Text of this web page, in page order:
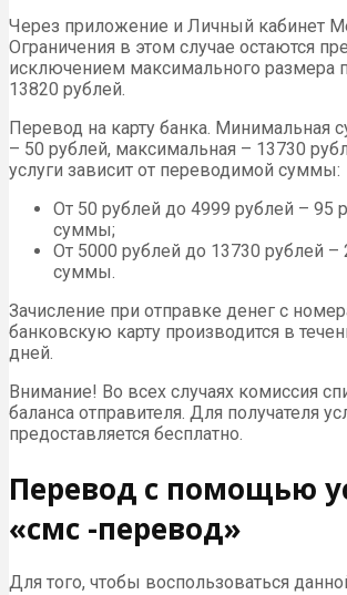
Через приложение и Личный кабинет
Ограничения в этом случае остаются
исключением максимального размера
13820 рублей.
Перевод на карту банка. Минимальная
– 50 рублей, максимальная – 13730
услуги зависит от переводимой суммы:
От 50 рублей до 4999 рублей – 95
суммы;
От 5000 рублей до 13730 рублей –
суммы.
Зачисление при отправке денег с
банковскую карту производится в
дней.
Внимание! Во всех случаях комиссия
баланса отправителя. Для получателя
предоставляется бесплатно.
Перевод с помощью
«смс -перевод»
Для того, чтобы воспользоваться